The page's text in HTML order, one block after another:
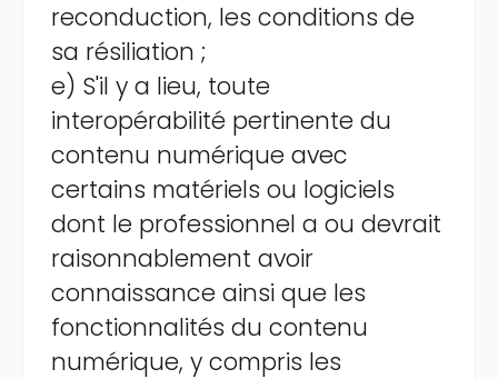
reconduction, les conditions de
sa résiliation ;
e) S'il y a lieu, toute
interopérabilité pertinente du
contenu numérique avec
certains matériels ou logiciels
dont le professionnel a ou devrait
raisonnablement avoir
connaissance ainsi que les
fonctionnalités du contenu
numérique, y compris les